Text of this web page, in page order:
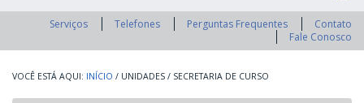
Serviços Telefones Perguntas Frequentes
Contato
Fale Conosco
INÍCIO / UNIDADES / SECRETARIA DE CURSO